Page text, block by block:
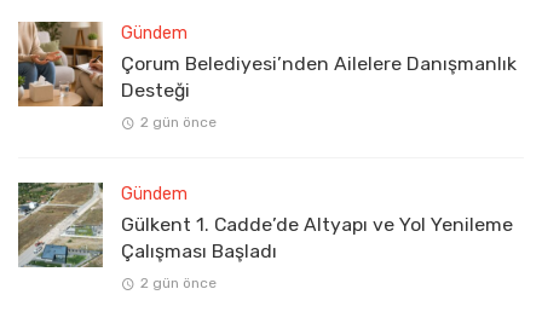
Gündem
Çorum Belediyesi’nden Ailelere Danışmanlık
Desteği
2 gün önce
Gündem
Gülkent 1. Cadde’de Altyapı ve Yol Yenileme
Çalışması Başladı
2 gün önce